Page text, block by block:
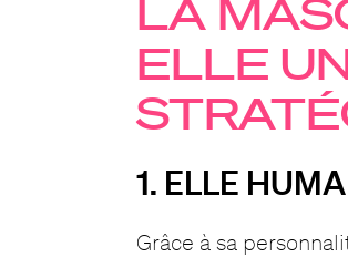
LA
ELLE
1. ELLE
Grâce à sa